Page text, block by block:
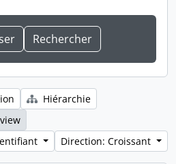
Hiérarchie
Direction: Croissant